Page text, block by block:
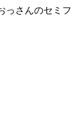
っさんのセミフ